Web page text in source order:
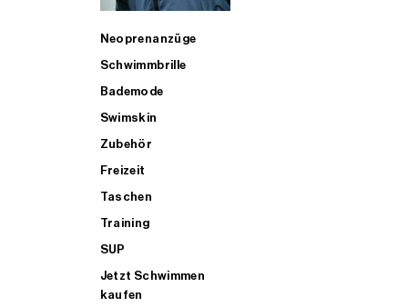
Neoprenanzüge
Schwimmbrille
Bademode
Swimskin
Zubehör
Freizeit
Taschen
Training
SUP
Jetzt Schwimmen
kaufen